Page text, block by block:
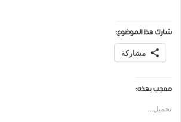
شارك هذا الموضوع:
مشاركة
معجب بهذه:
تحميل...